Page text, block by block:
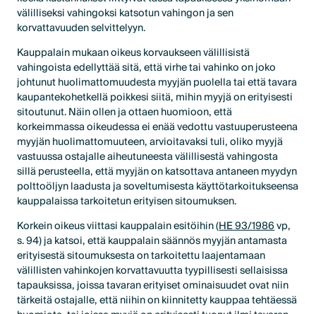
välilliseksi vahingoksi katsotun vahingon ja sen
korvattavuuden selvittelyyn.
Kauppalain mukaan oikeus korvaukseen välillisistä
vahingoista edellyttää sitä, että virhe tai vahinko on joko
johtunut huolimattomuudesta myyjän puolella tai että tavara
kaupantekohetkellä poikkesi siitä, mihin myyjä on erityisesti
sitoutunut. Näin ollen ja ottaen huomioon, että
korkeimmassa oikeudessa ei enää vedottu vastuuperusteena
myyjän huolimattomuuteen, arvioitavaksi tuli, oliko myyjä
vastuussa ostajalle aiheutuneesta välillisestä vahingosta
sillä perusteella, että myyjän on katsottava antaneen myydyn
polttoöljyn laadusta ja soveltumisesta käyttötarkoitukseensa
kauppalaissa tarkoitetun erityisen sitoumuksen.
Korkein oikeus viittasi kauppalain esitöihin (HE 93/1986vp,
s. 94) ja katsoi, että kauppalain säännös myyjän antamasta
erityisestä sitoumuksesta on tarkoitettu laajentamaan
välillisten vahinkojen korvattavuutta tyypillisesti sellaisissa
tapauksissa, joissa tavaran erityiset ominaisuudet ovat niin
tärkeitä ostajalle, että niihin on kiinnitetty kauppaa tehtäessä